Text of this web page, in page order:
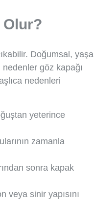
Olur?
Doğumsal, yaşa
göz kapağı
nedenleri
yeterince
zamanla
sonra kapak
veya sinir yapısını